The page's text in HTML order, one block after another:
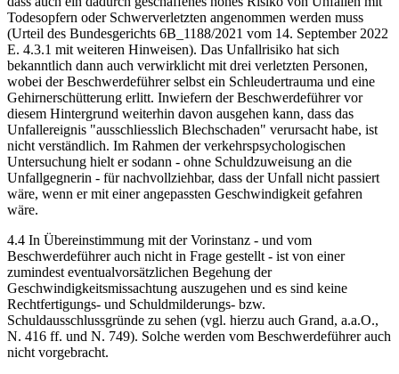
Todesopfern oder Schwerverletzten angenommen werden muss
(Urteil des Bundesgerichts 6B_1188/2021 vom 14. September 2022
E. 4.3.1 mit weiteren Hinweisen). Das Unfallrisiko hat sich
bekanntlich dann auch verwirklicht mit drei verletzten Personen,
wobei der Beschwerdeführer selbst ein Schleudertrauma und eine
Gehirnerschütterung erlitt. Inwiefern der Beschwerdeführer vor
diesem Hintergrund weiterhin davon ausgehen kann, dass das
Unfallereignis "ausschliesslich Blechschaden" verursacht habe, ist
nicht verständlich. Im Rahmen der verkehrspsychologischen
Untersuchung hielt er sodann - ohne Schuldzuweisung an die
Unfallgegnerin - für nachvollziehbar, dass der Unfall nicht passiert
wäre, wenn er mit einer angepassten Geschwindigkeit gefahren
wäre.
4.4 In Übereinstimmung mit der Vorinstanz - und vom
Beschwerdeführer auch nicht in Frage gestellt - ist von einer
zumindest eventualvorsätzlichen Begehung der
Geschwindigkeitsmissachtung auszugehen und es sind keine
Rechtfertigungs- und Schuldmilderungs- bzw.
Schuldausschlussgründe zu sehen (vgl. hierzu auch Grand, a.a.O.,
N. 416 ff. und N. 749). Solche werden vom Beschwerdeführer auch
nicht vorgebracht.